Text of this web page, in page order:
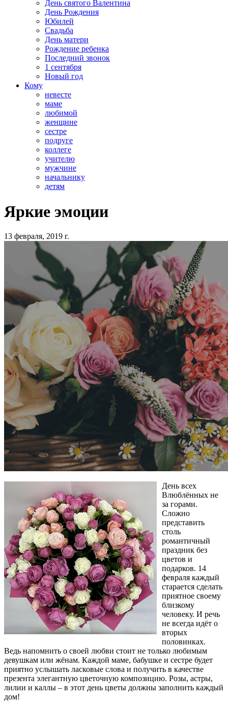
День святого Валентина
День Рождения
Юбилей
Свадьба
День матери
Рождение ребенка
Последний звонок
1 сентября
Новый год
Кому
невесте
маме
любимой
женщине
сестре
подруге
коллеге
учителю
мужчине
начальнику
детям
Яркие эмоции
13 февраля, 2019 г.
День всех
Влюблённых не
за горами.
Сложно
представить
столь
романтичный
праздник без
цветов и
подарков. 14
февраля каждый
старается сделать
приятное своему
близкому
человеку. И речь
не всегда идёт о
вторых
половинках.
Ведь напомнить о своей любви стоит не только любимым
девушкам или жёнам. Каждой маме, бабушке и сестре будет
приятно услышать ласковые слова и получить в качестве
презента элегантную цветочную композицию. Розы, астры,
лилии и каллы – в этот день цветы должны заполнить каждый
дом!